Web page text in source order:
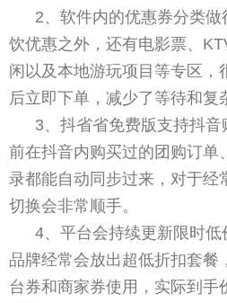
2、软件内的优惠券分类
饮优惠之外，还有电影票、
闲以及本地游玩项目等专区，
后立即下单，减少了等待和复
3、抖省省免费版支持抖
前在抖音内购买过的团购订单
录都能自动同步过来，对于经
切换会非常顺手。
4、平台会持续更新限时
品牌经常会放出超低折扣套餐
台券和商家券使用，实际到手